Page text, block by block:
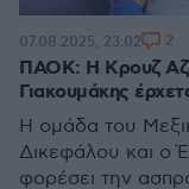
ΠΑΟΚ: Η Κρουζ
Γιακουμάκης
Η ομάδα του
Δικεφάλου και ο
φορέσει την
07.08.2025, 23:02 2